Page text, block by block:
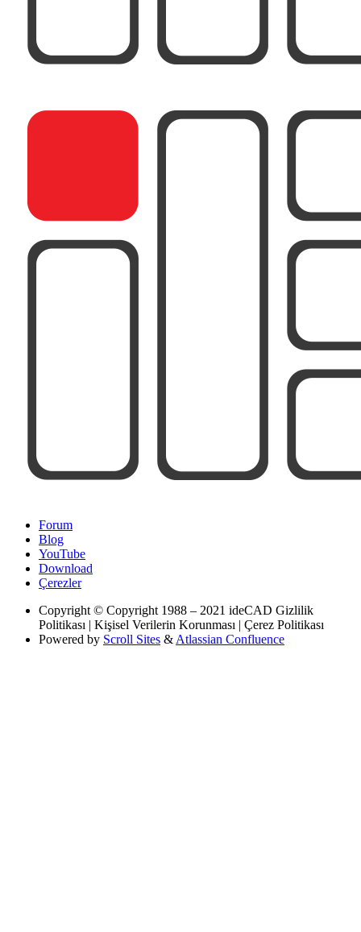
Forum
Blog
YouTube
Download
Çerezler
Copyright © Copyright 1988 – 2021 ideCAD Gizlilik
Politikası | Kişisel Verilerin Korunması | Çerez Politikası
Powered by Scroll Sites & Atlassian Confluence